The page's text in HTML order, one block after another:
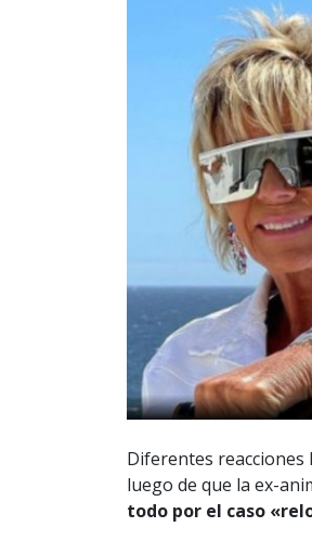
Diferentes reacciones
luego de que la ex-
todo por el caso